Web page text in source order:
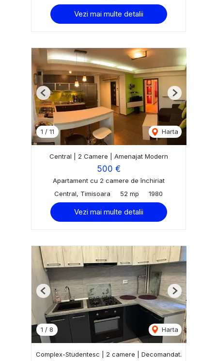
Vezi mai multe detalii
1 / 11 Harta
Previous Next
Central | 2 Camere | Amenajat Modern
500 €
Apartament cu 2 camere de închiriat
Central, Timisoara
52 mp 1980
Vezi mai multe detalii
1 / 8 Harta
Previous Next
Complex-Studentesc | 2 camere | Decomandat.